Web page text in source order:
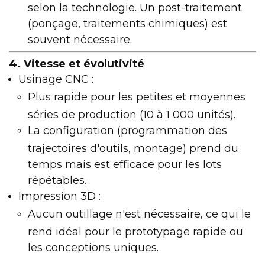
selon la technologie. Un post-traitement
(ponçage, traitements chimiques) est
souvent nécessaire.
4. Vitesse et évolutivité
Usinage CNC :
Plus rapide pour les petites et moyennes
séries de production (10 à 1 000 unités).
La configuration (programmation des
trajectoires d'outils, montage) prend du
temps mais est efficace pour les lots
répétables.
Impression 3D :
Aucun outillage n'est nécessaire, ce qui le
rend idéal pour le prototypage rapide ou
les conceptions uniques.